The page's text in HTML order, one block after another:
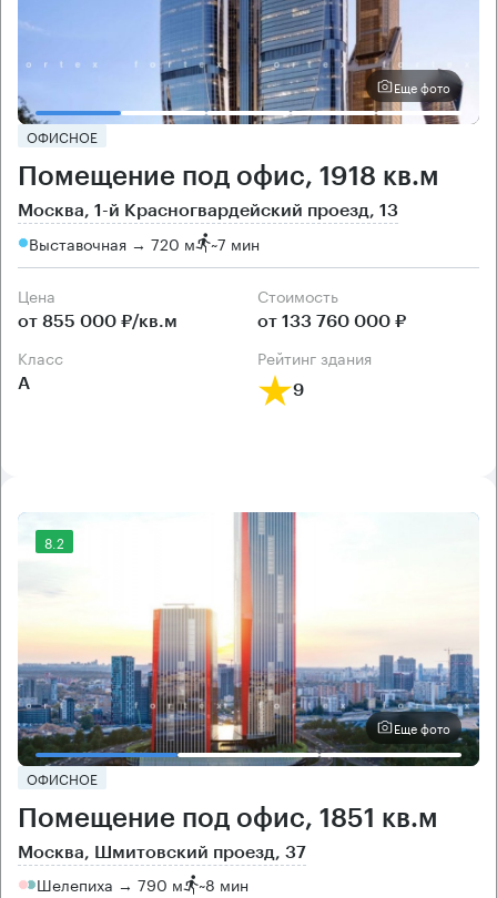
Еще фото
ОФИСНОЕ
Помещение под офис, 1918 кв.м
Москва, 1-й Красногвардейский проезд, 13
Выставочная → 720 м ~7 мин
Цена
от 855 000 ₽/кв.м
Cтоимость
от 133 760 000 ₽
класс
А
рейтинг здания
9
8.2
Еще фото
ОФИСНОЕ
Помещение под офис, 1851 кв.м
Москва, Шмитовский проезд, 37
Шелепиха → 790 м ~8 мин